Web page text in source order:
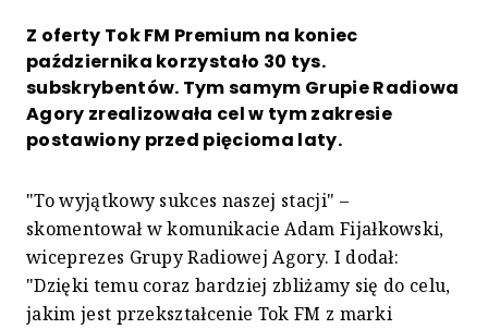
Z oferty Tok FM Premium na koniec
października korzystało 30 tys.
subskrybentów. Tym samym Grupie Radiowa
Agory zrealizowała cel w tym zakresie
postawiony przed pięcioma laty.
"To wyjątkowy sukces naszej stacji" –
skomentował w komunikacie Adam Fijałkowski,
wiceprezes Grupy Radiowej Agory. I dodał:
"Dzięki temu coraz bardziej zbliżamy się do celu,
jakim jest przekształcenie Tok FM z marki